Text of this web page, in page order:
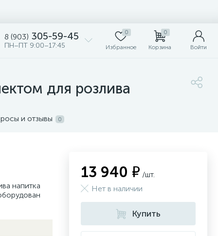
8 (903) 305-59-45
ПН–ПТ 9:00–17:45
0
Избранное
0
Корзина Войти
для розлива
и отзывы 0
напитка
13 940 ₽ /шт.
Нет в наличии
Купить